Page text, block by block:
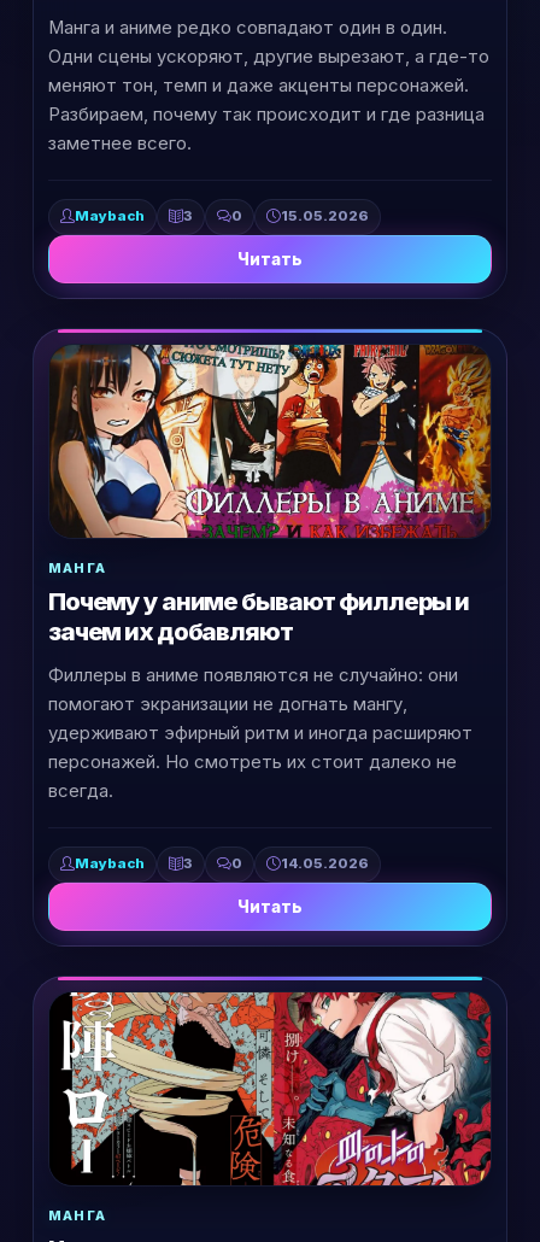
Манга и аниме редко совпадают один в один.
Одни сцены ускоряют, другие вырезают, а где-то
меняют тон, темп и даже акценты персонажей.
Разбираем, почему так происходит и где разница
заметнее всего.
Maybach 3 0 15.05.2026
Читать
МАНГА
Почему у аниме бывают филлеры и
зачем их добавляют
Филлеры в аниме появляются не случайно: они
помогают экранизации не догнать мангу,
удерживают эфирный ритм и иногда расширяют
персонажей. Но смотреть их стоит далеко не
всегда.
Maybach 3 0 14.05.2026
Читать
МАНГА